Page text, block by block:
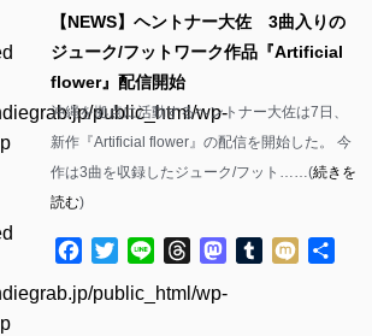
public_html/wp-
public_html/wp-
【NEWS】ヘントナー大佐 3曲入りの
ジューク/フットワーク作品『Artificial
flower』配信開始
沖縄を拠点に活動するヘントナー大佐は7日、
新作『Artificial flower』の配信を開始した。 今
作は3曲を収録したジューク/フット……(続きを
読む)
Facebook
TwitterLine ThreadsMastodon
Tumblr
Mixi